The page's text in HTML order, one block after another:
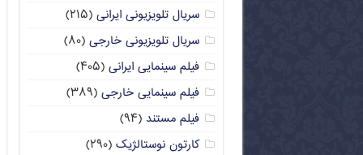
سریال تلویزیونی ایرانی (۲۱۵)
سریال تلویزیونی خارجی (۸۰)
فیلم سینمایی ایرانی (۴۰۵)
فیلم سینمایی خارجی (۳۸۹)
فیلم مستند (۹۴)
کارتون نوستالژیک (۲۹۰)